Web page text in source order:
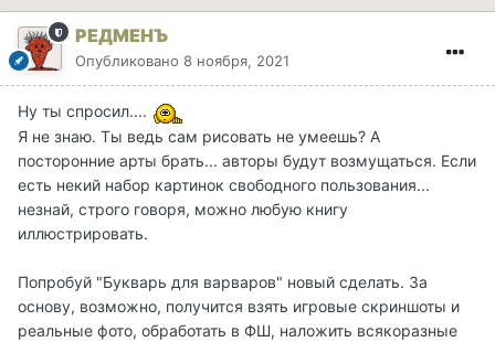
РЕДМЕНЪ
Опубликовано 8 ноября, 2021
Ну ты спросил....
Я не знаю. Ты ведь сам рисовать не умеешь? А
посторонние арты брать... авторы будут возмущаться. Если
есть некий набор картинок свободного пользования...
незнай, строго говоря, можно любую книгу
иллюстрировать.
Попробуй "Букварь для варваров" новый сделать. За
основу, возможно, получится взять игровые скриншоты и
реальные фото, обработать в ФШ, наложить всякоразные